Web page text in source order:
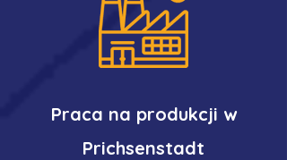
Praca na produkcji w
Prichsenstadt